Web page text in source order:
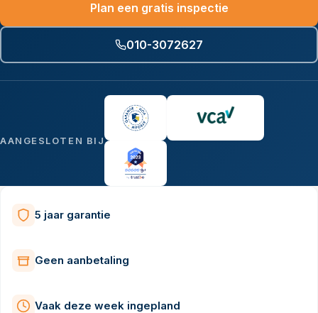
Plan een gratis inspectie
010-3072627
AANGESLOTEN BIJ
5 jaar garantie
Geen aanbetaling
Vaak deze week ingepland